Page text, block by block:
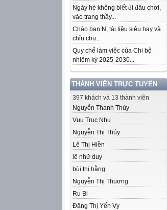
Ngày hè không biết đi đâu chơi,
vào trang thầy...
Chào bạn N, tài liệu siêu hay và
chỉn chu...
Quy chế làm việc của Chi bộ
nhiệm kỳ 2025-2030...
THÀNH VIÊN TRỰC TUYẾN
397 khách và 13 thành viên
Nguyễn Thanh Thủy
Vuu Truc Nhu
Nguyễn Thị Thúy
Lê Thị Hiền
lê nhữ duy
bùi thị hằng
Nguyễn Thị Thuơng
Ru Bi
Đặng Thị Yến Vy